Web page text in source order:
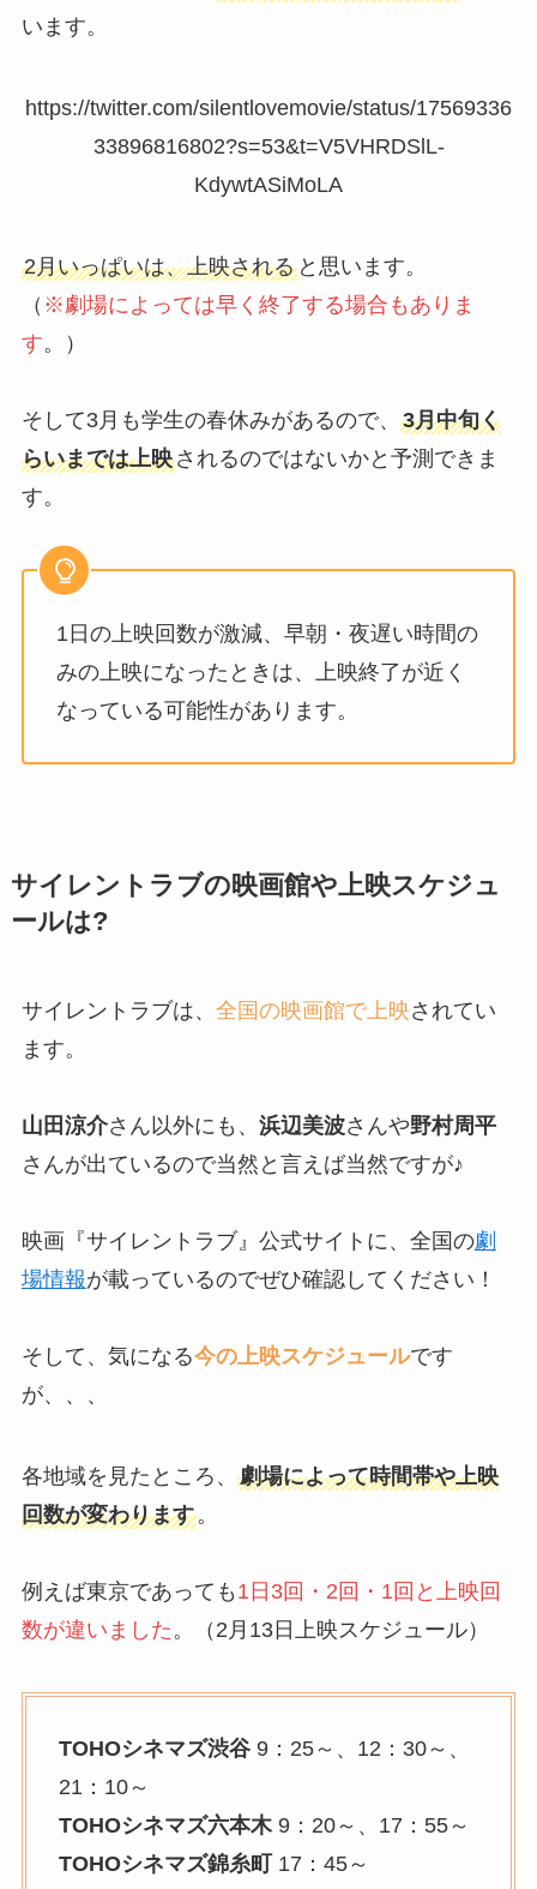
います。
https://twitter.com/silentlovemovie/status/17569336
33896816802?s=53&t=V5VHRDSlL-
KdywtASiMoLA
2月いっぱいは、上映されると思います。
（ ※劇場によっては早く終了する場合もありま
す。）
そして3月も学生の春休みがあるので、 3月中旬く
らいまでは上映されるのではないかと予測できま
す。
1日の上映回数が激減、早朝・夜遅い時間の
みの上映になったときは、上映終了が近く
なっている可能性があります。
サイレントラブの映画館や上映スケジュ
ールは?
サイレントラブは、 全国の映画館で上映されてい
ます。
山田涼介さん以外にも、 浜辺美波さんや野村周平
さんが出ているので当然と言えば当然ですが♪
映画『サイレントラブ』公式サイトに、全国の劇
場情報が載っているのでぜひ確認してください！
そして、気になる今の上映スケジュールです
が、、、
各地域を見たところ、 劇場によって時間帯や上映
回数が変わります。
例えば東京であっても 1日3回・2回・1回と上映回
数が違いました 。（2月13日上映スケジュール）
TOHOシネマズ渋谷9：25～、12：30～、
21：10～
TOHOシネマズ六本木9：20～、17：55～
TOHOシネマズ錦糸町17：45～